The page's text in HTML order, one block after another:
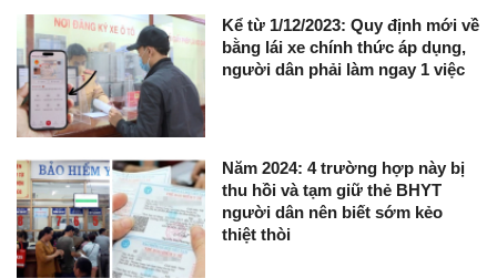
Kể từ 1/12/2023: Quy định mới về
bằng lái xe chính thức áp dụng,
người dân phải làm ngay 1 việc
Năm 2024: 4 trường hợp này bị
thu hồi và tạm giữ thẻ BHYT
người dân nên biết sớm kẻo
thiệt thòi